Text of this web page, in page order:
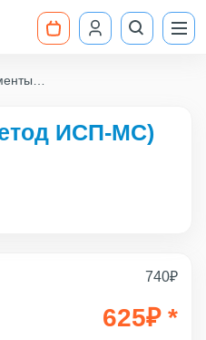
740₽
625₽ *
ИСП-МС)